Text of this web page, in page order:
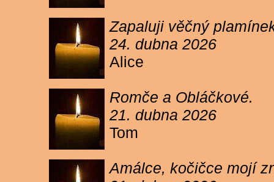
Zapaluji věčný
24. dubna 2026
Alice
Romče a Obláčkové.
21. dubna 2026
Tom
Amálce, kočičce mojí